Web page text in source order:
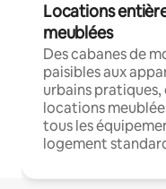
Locations
meublées
Des cabanes de
paisibles aux
urbains pratiques,
locations
tous les
logement